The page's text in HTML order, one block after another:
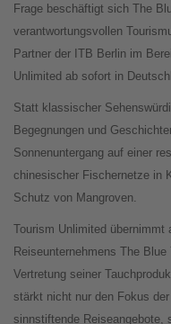
Frage beschäftigt sich The
verantwortungsvollen
Partner der ITB Berlin im
Unlimited ab sofort in
Statt klassischer
Begegnungen und
Sonnenuntergang auf einer
chinesischer Fischernetze in
Schutz von Mangroven.
Tourism Unlimited
Reiseunternehmens The
Vertretung seiner
stärkt nicht nur den Fokus
sinnstiftende Reiseangebote,